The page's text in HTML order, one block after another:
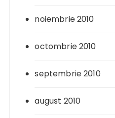
noiembrie 2010
octombrie 2010
septembrie 2010
august 2010